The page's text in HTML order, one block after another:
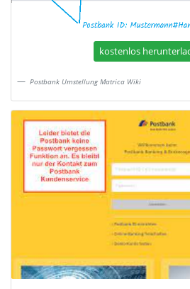
kostenlos
Postbank Umstellung Matrica Wiki